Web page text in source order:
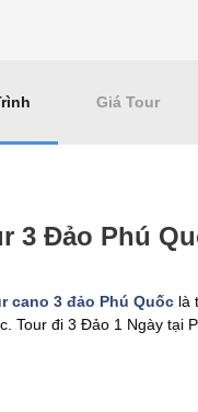
Giá Tour
3 Đảo Phú
cano 3 đảo Phú Quốc là
Tour đi 3 Đảo 1 Ngày